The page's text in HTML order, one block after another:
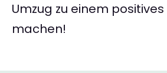
Umzug zu einem positives
machen!